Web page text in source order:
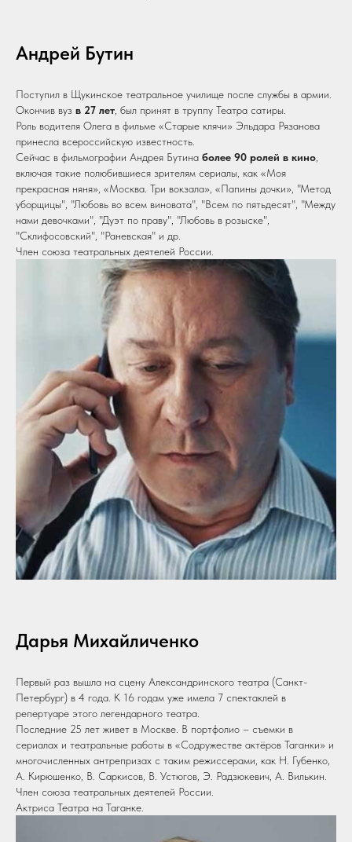
Андрей Бутин
Поступил в Щукинское театральное училище после службы в армии.
Окончив вуз в 27 лет , был принят в труппу Театра сатиры.
Роль водителя Олега в фильме «Старые клячи» Эльдара Рязанова
принесла всероссийскую известность.
Сейчас в фильмографии Андрея Бутина более 90 ролей в кино
включая такие полюбившиеся зрителям сериалы, как «Моя
прекрасная няня», «Москва. Три вокзала», «Папины дочки», "Метод
уборщицы", "Любовь во всем виновата", "Всем по пятьдесят", "Между
нами девочками", "Дуэт по праву", "Любовь в розыске",
"Склифосовский", "Раневская" и др.
Член союза театральных деятелей России.
Дарья Михайличенко
Первый раз вышла на сцену Александринского театра (Санкт-
Петербург) в 4 года. К 16 годам уже имела 7 спектаклей в
репертуаре этого легендарного театра.
Последние 25 лет живет в Москве. В портфолио – съемки в
сериалах и театральные работы в «Содружестве актёров Таганки» и
многочисленных антрепризах с таким режиссерами, как Н. Губенко,
А. Кирюшенко, В. Саркисов, В. Устюгов, Э. Радзюкевич, А. Вилькин.
Член союза театральных деятелей России.
Актриса Театра на Таганке.